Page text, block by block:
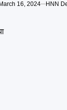
March 16, 2024 HNN